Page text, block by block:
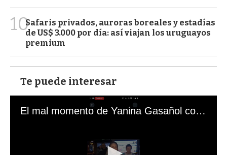
10Safaris privados, auroras boreales y estadías
de US$ 3.000 por día: así viajan los uruguayos
premium
Te puede interesar
El mal momento de Yanina Gasañol con un hincha argentino en "Subrayado"